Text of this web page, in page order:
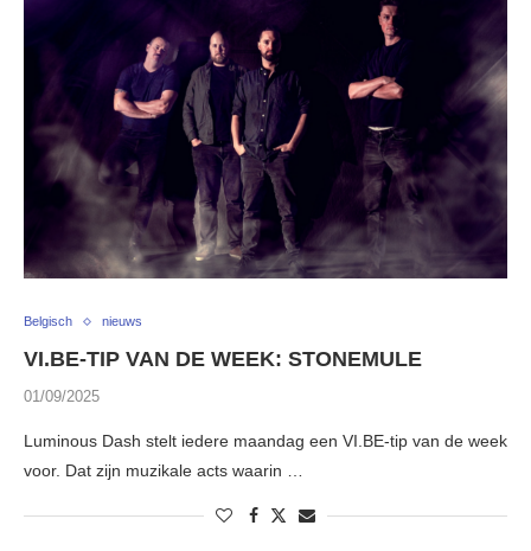
Belgisch nieuws
VI.BE-TIP VAN DE WEEK: STONEMULE
01/09/2025
Luminous Dash stelt iedere maandag een VI.BE-tip van de week
voor. Dat zijn muzikale acts waarin …